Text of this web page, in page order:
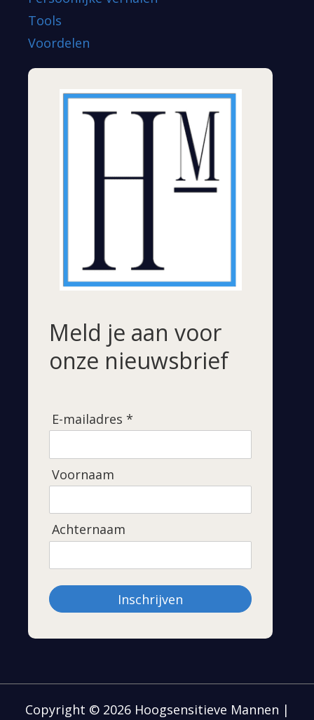
Tools
Voordelen
Meld je aan voor
onze nieuwsbrief
E-mailadres *
Voornaam
Achternaam
Inschrijven
Copyright © 2026 Hoogsensitieve Mannen |